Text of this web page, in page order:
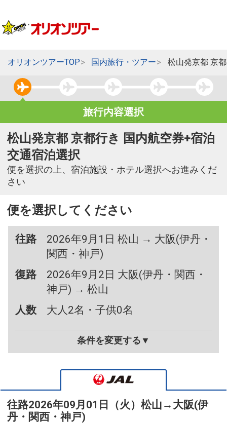
オリオンツアーTOP 国内旅行・ツアー 松山発京都 京
旅行内容選択
松山発京都 京都行き 国内航空券+宿泊
交通宿泊選択
便を選択の上、宿泊施設・ホテル選択へお進みくだ
さい
便を選択してください
往路
2026年9月1日 松山 → 大阪(伊丹・
関西・神戸)
復路
2026年9月2日 大阪(伊丹・関西・
神戸) → 松山
人数
大人2名・子供0名
条件を変更する▼
往路2026年09月01日（火） 松山 → 大阪(伊
丹・関西・神戸)